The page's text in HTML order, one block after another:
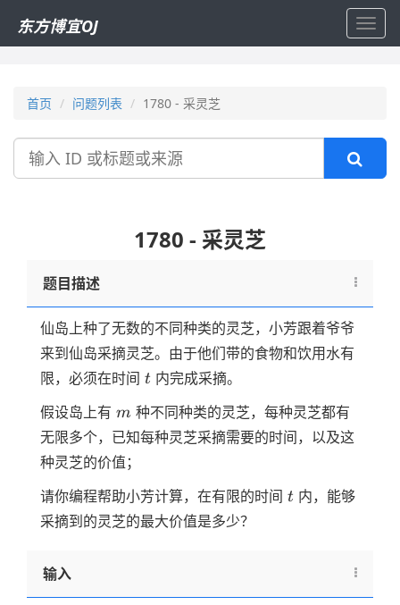
东方博宜OJ
首页 问题列表 1780 - 采灵芝
搜
1780 - 采灵芝
题目描述
仙岛上种了无数的不同种类的灵芝，小芳跟着爷爷
来到仙岛采摘灵芝。由于他们带的食物和饮用水有
限，必须在时间 t
t 内完成采摘。
假设岛上有 m
m 种不同种类的灵芝，每种灵芝都有
无限多个，已知每种灵芝采摘需要的时间，以及这
种灵芝的价值；
请你编程帮助小芳计算，在有限的时间 t
t 内，能够
采摘到的灵芝的最大价值是多少？
输入